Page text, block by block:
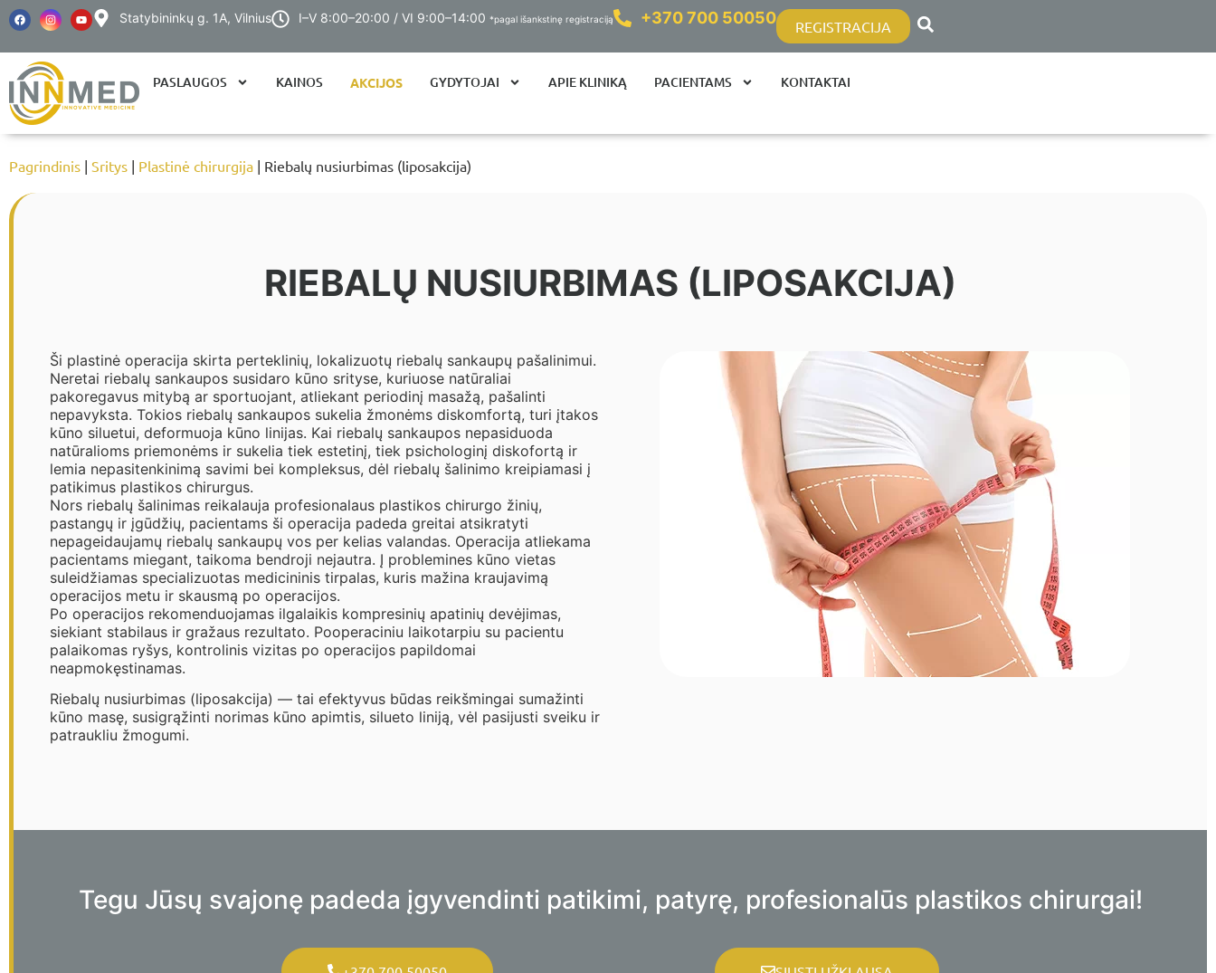
Statybininkų g. 1A, Vilnius I–V 8:00–20:00 / VI 9:00–14:00 *pagal išankstinę registraciją +370 700 50050 REGISTRACIJA
PASLAUGOS KAINOS AKCIJOS GYDYTOJAI APIE KLINIKĄ PACIENTAMS KONTAKTAI
Pagrindinis | Sritys | Plastinė chirurgija | Riebalų nusiurbimas (liposakcija)
RIEBALŲ NUSIURBIMAS (LIPOSAKCIJA)
Ši plastinė operacija skirta perteklinių, lokalizuotų riebalų sankaupų pašalinimui.
Neretai riebalų sankaupos susidaro kūno srityse, kuriuose natūraliai
pakoregavus mitybą ar sportuojant, atliekant periodinį masažą, pašalinti
nepavyksta. Tokios riebalų sankaupos sukelia žmonėms diskomfortą, turi įtakos
kūno siluetui, deformuoja kūno linijas. Kai riebalų sankaupos nepasiduoda
natūralioms priemonėms ir sukelia tiek estetinį, tiek psichologinį diskofortą ir
lemia nepasitenkinimą savimi bei kompleksus, dėl riebalų šalinimo kreipiamasi į
patikimus plastikos chirurgus.
Nors riebalų šalinimas reikalauja profesionalaus plastikos chirurgo žinių,
pastangų ir įgūdžių, pacientams ši operacija padeda greitai atsikratyti
nepageidaujamų riebalų sankaupų vos per kelias valandas. Operacija atliekama
pacientams miegant, taikoma bendroji nejautra. Į problemines kūno vietas
suleidžiamas specializuotas medicininis tirpalas, kuris mažina kraujavimą
operacijos metu ir skausmą po operacijos.
Po operacijos rekomenduojamas ilgalaikis kompresinių apatinių devėjimas,
siekiant stabilaus ir gražaus rezultato. Pooperaciniu laikotarpiu su pacientu
palaikomas ryšys, kontrolinis vizitas po operacijos papildomai
neapmokęstinamas.
Riebalų nusiurbimas (liposakcija) — tai efektyvus būdas reikšmingai sumažinti
kūno masę, susigrąžinti norimas kūno apimtis, silueto liniją, vėl pasijusti sveiku ir
patraukliu žmogumi.
Tegu Jūsų svajonę padeda įgyvendinti patikimi, patyrę, profesionalūs plastikos chirurgai!